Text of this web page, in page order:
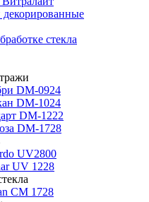
декорированные
стекла
DM-0924
DM-1024
DM-1222
DM-1728
UV2800
UV 1228
CM 1728